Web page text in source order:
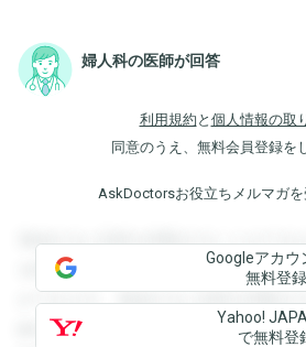
婦人科の医師が回答
利用規約 と 個人情報の取
同意のうえ、無料会員登録を
AskDoctorsお役立ちメルマガを
登録すると回答を閲覧することができ
を閲覧することができます。登録する
ができます。登録すると回答を閲覧す
録すると回答を閲覧することができま
Googleアカウ
無料登録
Yahoo!
で無料登